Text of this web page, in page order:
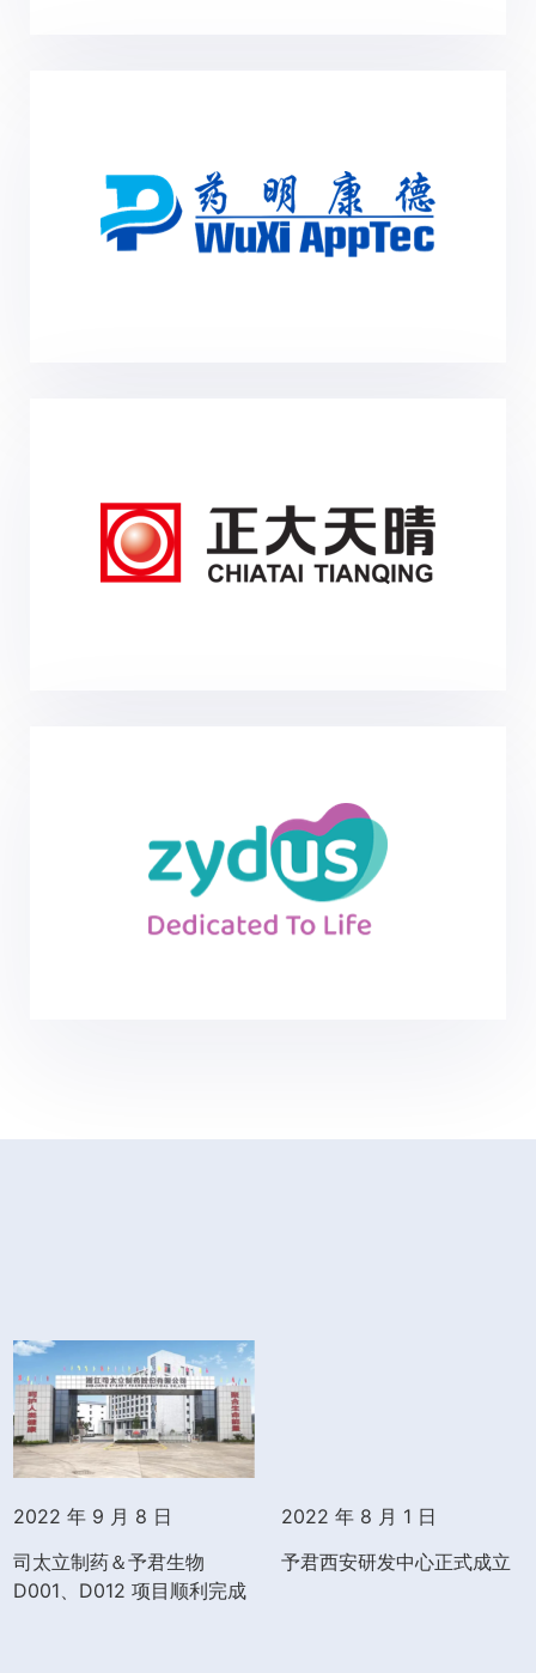
2022 年 9 月 8 日
司太立制药＆予君生物
D001、D012 项目顺利完成
2022 年 8 月 1 日
予君西安研发中心正式成立